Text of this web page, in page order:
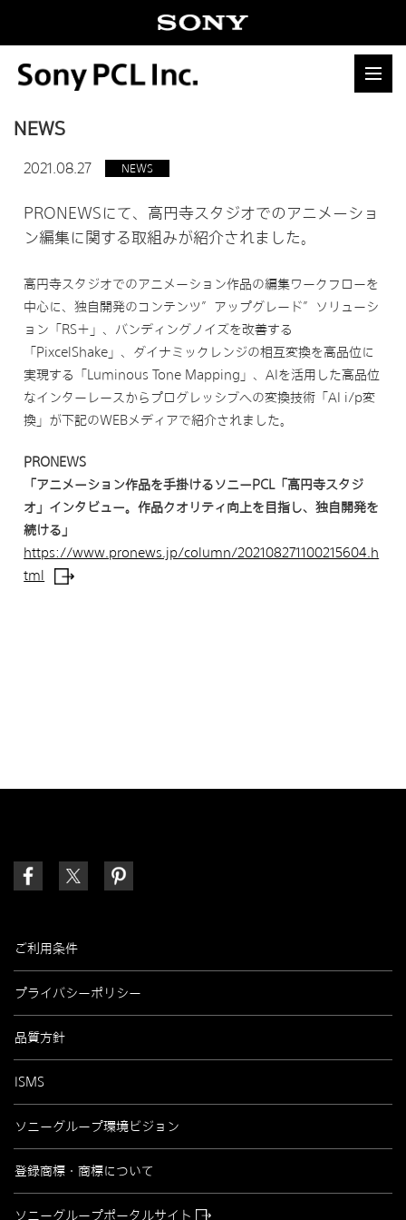
NEWS
2021.08.27 NEWS
PRONEWSにて、高円寺スタジオでのアニメーショ
ン編集に関する取組みが紹介されました。
高円寺スタジオでのアニメーション作品の編集ワークフローを
中心に、独自開発のコンテンツ”アップグレード”ソリューシ
ョン「RS＋」、バンディングノイズを改善する
「PixcelShake」、ダイナミックレンジの相互変換を高品位に
実現する「Luminous Tone Mapping」、AIを活用した高品位
なインターレースからプログレッシブへの変換技術「AI i/p変
換」が下記のWEBメディアで紹介されました。
PRONEWS
「アニメーション作品を手掛けるソニーPCL「高円寺スタジ
オ」インタビュー。作品クオリティ向上を目指し、独自開発を
続ける」
https://www.pronews.jp/column/202108271100215604.h
tml
ご利用条件
プライバシーポリシー
品質方針
ISMS
ソニーグループ環境ビジョン
登録商標・商標について
ソニーグループポータルサイト